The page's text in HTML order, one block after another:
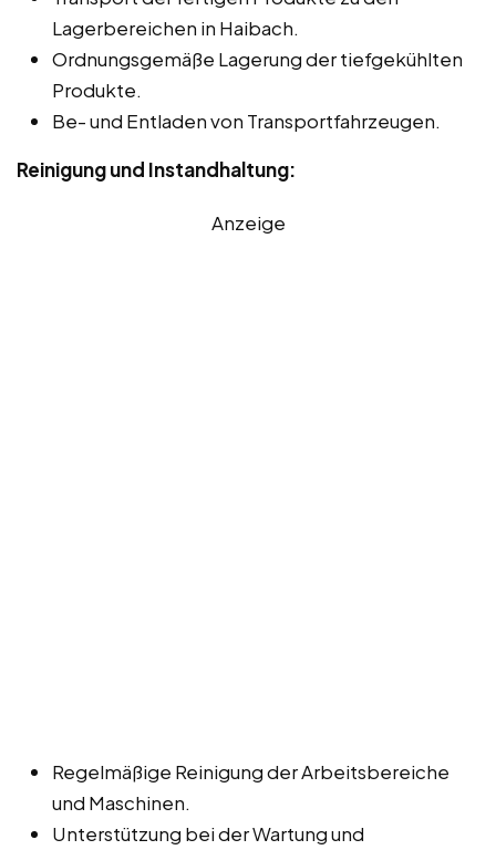
Lagerbereichen in Haibach.
Ordnungsgemäße Lagerung der tiefgekühlten
Produkte.
Be- und Entladen von Transportfahrzeugen.
Reinigung und Instandhaltung:
Anzeige
Regelmäßige Reinigung der Arbeitsbereiche
und Maschinen.
Unterstützung bei der Wartung und